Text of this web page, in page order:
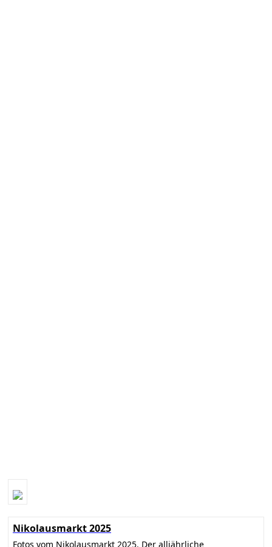
Nikolausmarkt 2025
Fotos vom Nikolausmarkt 2025. Der alljährliche